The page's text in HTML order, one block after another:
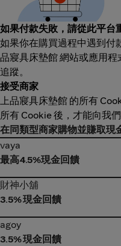
如果付款失敗，請從此平台
如果你在購買過程中遇到付
品寢具床墊館 網站或應用
追蹤。
接受商家
上品寢具床墊館 的所有
所有 Cookie 後，才能向我
在同類型商家購物並賺取現
vaya
vaya
最高4.5%現金回饋
財神小舖
財神小舖
3.5% 現金回饋
agoy
agoy
3.5% 現金回饋